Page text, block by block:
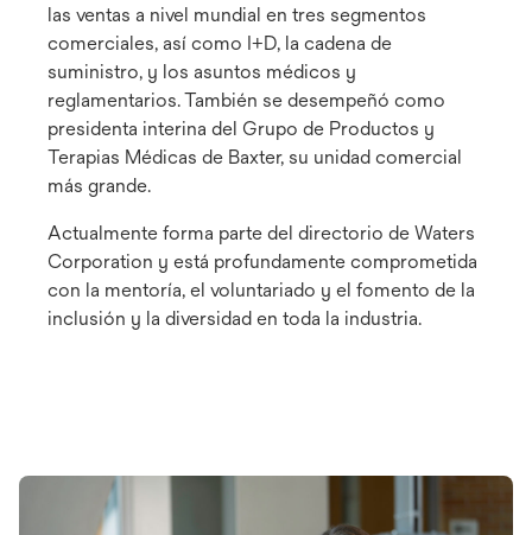
las ventas a nivel mundial en tres segmentos
comerciales, así como I+D, la cadena de
suministro, y los asuntos médicos y
reglamentarios. También se desempeñó como
presidenta interina del Grupo de Productos y
Terapias Médicas de Baxter, su unidad comercial
más grande.
Actualmente forma parte del directorio de Waters
Corporation y está profundamente comprometida
con la mentoría, el voluntariado y el fomento de la
inclusión y la diversidad en toda la industria.